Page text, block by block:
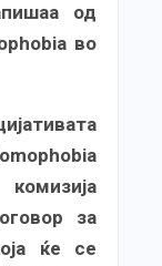
од
во
за
ќе се